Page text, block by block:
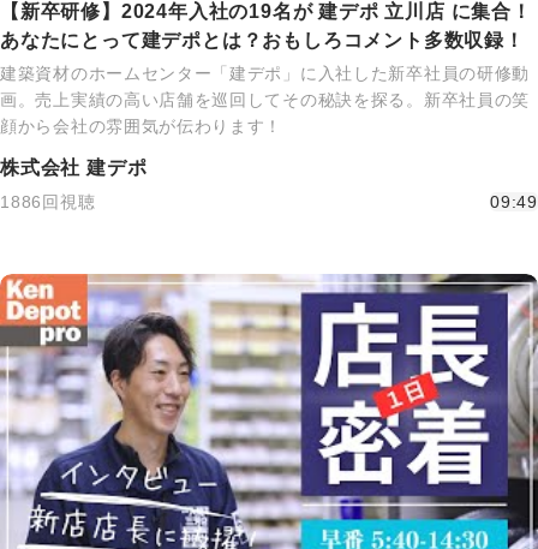
【新卒研修】2024年入社の19名が 建デポ 立川店 に集合！
あなたにとって建デポとは？おもしろコメント多数収録！
建築資材のホームセンター「建デポ」に入社した新卒社員の研修動
画。売上実績の高い店舗を巡回してその秘訣を探る。新卒社員の笑
顔から会社の雰囲気が伝わります！
株式会社 建デポ
1886回視聴 09:49